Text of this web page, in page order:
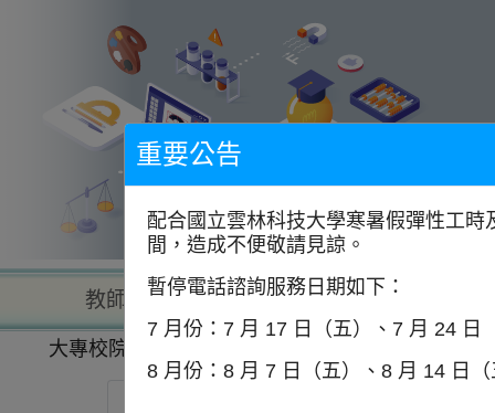
教師查詢 學校查詢
大專校院一覽表
重要公告
配合國立雲林科技大學寒暑假彈性工
間，造成不便敬請見諒。
暫停電話諮詢服務日期如下：
7 月份：7 月 17 日（五）、7 月 24 日
8 月份：8 月 7 日（五）、8 月 14 日（